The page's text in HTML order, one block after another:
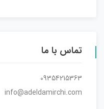
تماس با ما
09354215363
info@adeldamirchi.com